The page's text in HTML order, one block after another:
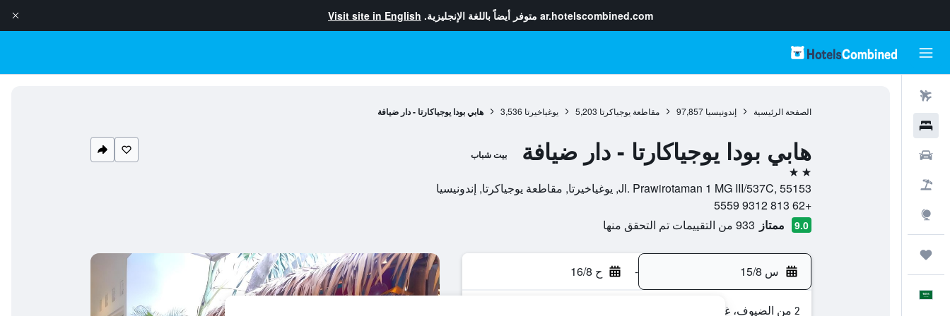
ar.hotelscombined.com متوفر أيضاً باللغة الإنجليزية. Visit site in English
الصفحة الرئيسية إندونيسيا 97,857 مقاطعة يوجياكرتا 5,203 يوغياخيرتا 3,536 هابي بودا يوجياكارتا - دار ضيافة
هابي بودا يوجياكارتا - دار ضيافة بيت شباب
2 نجمتين
Jl. Prawirotaman 1 MG III/537C, 55153, يوغياخيرتا, مقاطعة يوجياكرتا, إندونيسيا
+62 813 9312 5559
9.0 ممتاز 933 من التقييمات تم التحقق منها
س 15/8 - ح 16/8
2 من الضيوف، غرفة واحدة